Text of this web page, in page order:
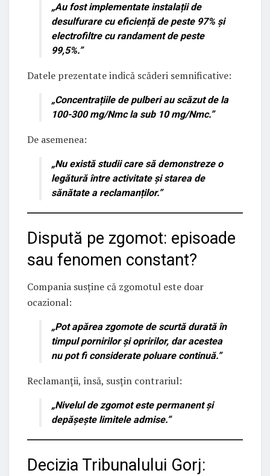
„Au fost implementate instalații de
desulfurare cu eficiență de peste 97% și
electrofiltre cu randament de peste
99,5%.”
Datele prezentate indică scăderi semnificative:
„Concentrațiile de pulberi au scăzut de la
100-300 mg/Nmc la sub 10 mg/Nmc.”
De asemenea:
„Nu există studii care să demonstreze o
legătură între activitate și starea de
sănătate a reclamanților.”
Dispută pe zgomot: episoade
sau fenomen constant?
Compania susține că zgomotul este doar
ocazional:
„Pot apăreazgomote de scurtă duratăîn
timpul pornirilor și opririlor, dar acestea
nu pot fi considerate poluare continuă.”
Reclamanții, însă, susțin contrariul:
„Nivelul de zgomot este permanent și
depășește limitele admise.”
Decizia Tribunalului Gorj: